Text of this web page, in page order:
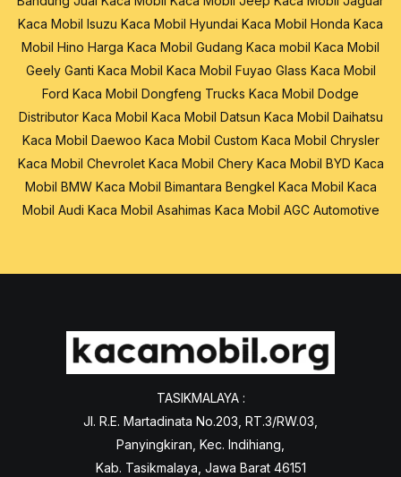
Kaca Mobil Isuzu Kaca Mobil Hyundai Kaca Mobil Honda Kaca
Mobil Hino Harga Kaca Mobil Gudang Kaca mobil Kaca Mobil
Geely Ganti Kaca Mobil Kaca Mobil Fuyao Glass Kaca Mobil
Ford Kaca Mobil Dongfeng Trucks Kaca Mobil Dodge
Distributor Kaca Mobil Kaca Mobil Datsun Kaca Mobil Daihatsu
Kaca Mobil Daewoo Kaca Mobil Custom Kaca Mobil Chrysler
Kaca Mobil Chevrolet Kaca Mobil Chery Kaca Mobil BYD Kaca
Mobil BMW Kaca Mobil Bimantara Bengkel Kaca Mobil Kaca
Mobil Audi Kaca Mobil Asahimas Kaca Mobil AGC Automotive
TASIKMALAYA :
Jl. R.E. Martadinata No.203, RT.3/RW.03,
Panyingkiran, Kec. Indihiang,
Kab. Tasikmalaya, Jawa Barat 46151